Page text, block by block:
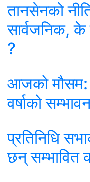
तानसेनको
सार्वजनिक,
?
आजको मौसम:
वर्षाको
प्रतिनिधि
छन् सम्भावित